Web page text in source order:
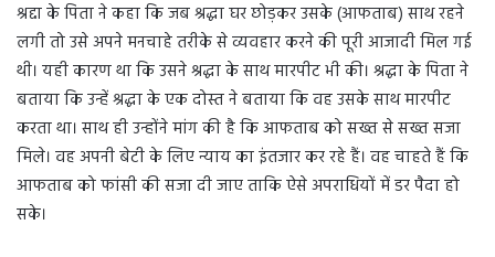
श्रद्दा के पिता ने कहा कि जब श्रद्धा घर छोड़कर उसके (आफताब) साथ रहने
लगी तो उसे अपने मनचाहे तरीके से व्यवहार करने की पूरी आजादी मिल गई
थी। यही कारण था कि उसने श्रद्धा के साथ मारपीट भी की। श्रद्धा के पिता ने
बताया कि उन्हें श्रद्धा के एक दोस्त ने बताया कि वह उसके साथ मारपीट
करता था। साथ ही उन्होंने मांग की है कि आफताब को सख्त से सख्त सजा
मिले। वह अपनी बेटी के लिए न्याय का इंतजार कर रहे हैं। वह चाहते हैं कि
आफताब को फांसी की सजा दी जाए ताकि ऐसे अपराधियों में डर पैदा हो
सके।